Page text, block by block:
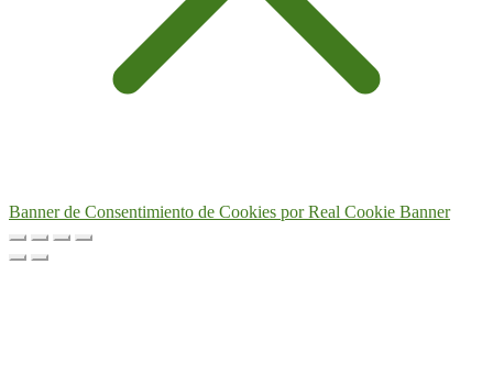
Banner de Consentimiento de Cookies por Real Cookie Banner